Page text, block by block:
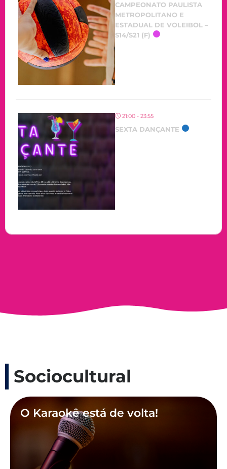
CAMPEONATO PAULISTA
METROPOLITANO E
ESTADUAL DE VOLEIBOL –
S14/S21 (F)
21:00 - 23:55
SEXTA DANÇANTE
Sociocultural
O Karaokê está de volta!